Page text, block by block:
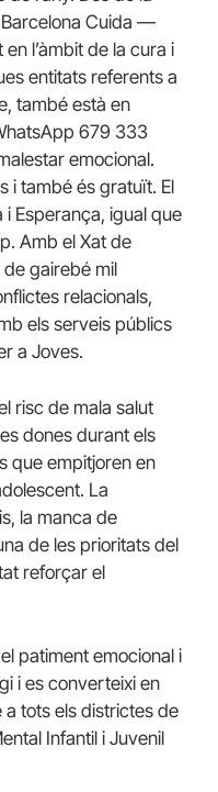
Barcelona Cuida —
l’àmbit de la cura i
entitats referents a
també està en
679 333
emocional.
i també és gratuït. El
i Esperança, igual que
Amb el Xat de
gairebé mil
relacionals,
els serveis públics
a Joves.
risc de mala salut
dones durant els
que empitjoren en
La
la manca de
de les prioritats del
reforçar el
patiment emocional i
i es converteixi en
a tots els districtes de
Infantil i Juvenil